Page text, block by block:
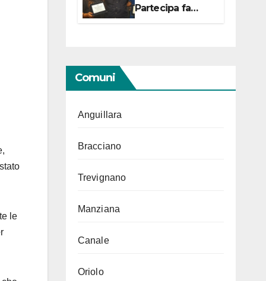
le
Partecipa fa
centro con due
Comuni
Anguillara
Bracciano
Trevignano
Manziana
Canale
Oriolo